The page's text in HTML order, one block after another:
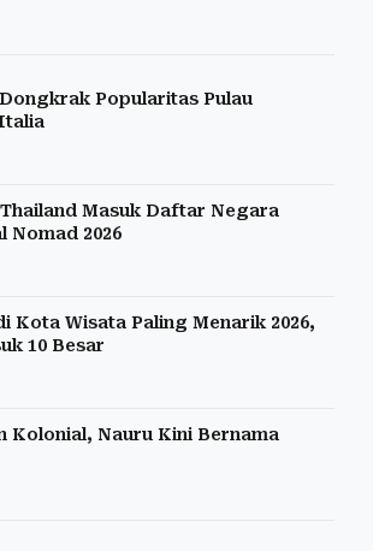
Popularitas Pulau
Masuk Daftar Negara
Nomad 2026
Kota Wisata Paling Menarik 2026,
10 Besar
Kolonial, Nauru Kini Bernama